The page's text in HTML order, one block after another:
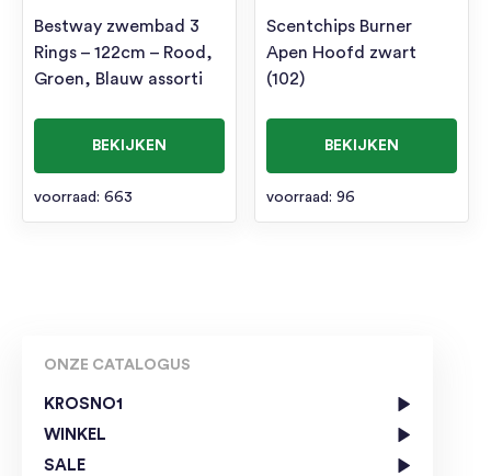
ONZE CATALOGUS
KROSNO1
WINKEL
SALE
Bestway zwembad 3
Rings – 122cm – Rood,
Groen, Blauw assorti
BEKIJKEN
voorraad: 663
Scentchips Burner
Apen Hoofd zwart
(102)
BEKIJKEN
voorraad: 96